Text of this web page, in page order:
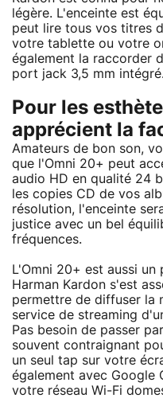
légère. L'enceinte est
peut lire tous vos titres
votre tablette ou votre
également la raccorder
port jack 3,5 mm intégré.
Pour les
apprécient la
Amateurs de bon son,
que l'Omni 20+ peut
audio HD en qualité 24
les copies CD de vos
résolution, l'enceinte
justice avec un bel
fréquences.
L'Omni 20+ est aussi
Harman Kardon s'est
permettre de diffuser la
service de streaming
Pas besoin de passer
souvent contraignant
un seul tap sur votre
également avec Google
votre réseau Wi-Fi